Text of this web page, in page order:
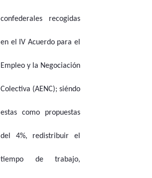
confederales recogidas
en el IV Acuerdo para el
Empleo y la Negociación
Colectiva (AENC); siéndo
estas como propuestas
del 4%, redistribuir el
tiempo de trabajo,